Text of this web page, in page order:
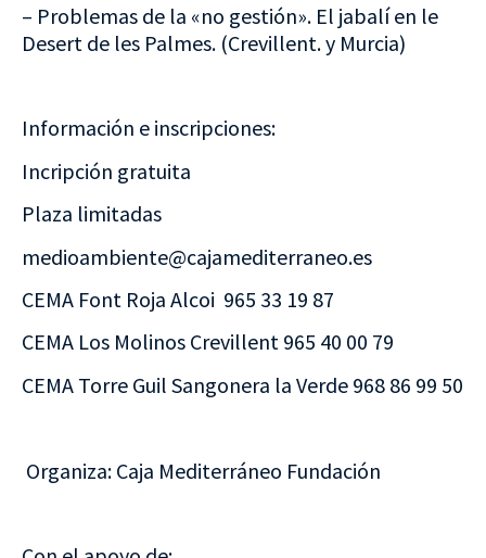
– Problemas de la «no gestión». El jabalí en le
Desert de les Palmes. (Crevillent. y Murcia)
Información e inscripciones:
Incripción gratuita
Plaza limitadas
medioambiente@cajamediterraneo.es
CEMA Font Roja Alcoi 965 33 19 87
CEMA Los Molinos Crevillent 965 40 00 79
CEMA Torre Guil Sangonera la Verde 968 86 99 50
Organiza: Caja Mediterráneo Fundación